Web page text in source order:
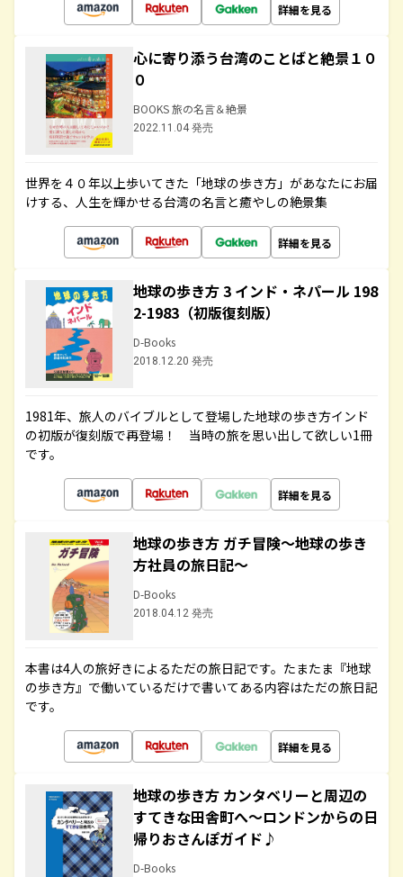
詳細を見る
心に寄り添う台湾のことばと絶景１０
０
BOOKS 旅の名言＆絶景
2022.11.04 発売
世界を４０年以上歩いてきた「地球の歩き方」があなたにお届
けする、人生を輝かせる台湾の名言と癒やしの絶景集
詳細を見る
地球の歩き方 3 インド・ネパール 198
2-1983（初版復刻版）
D-Books
2018.12.20 発売
1981年、旅人のバイブルとして登場した地球の歩き方インド
の初版が復刻版で再登場！ 当時の旅を思い出して欲しい1冊
です。
詳細を見る
地球の歩き方 ガチ冒険～地球の歩き
方社員の旅日記～
D-Books
2018.04.12 発売
本書は4人の旅好きによるただの旅日記です。たまたま『地球
の歩き方』で働いているだけで書いてある内容はただの旅日記
です。
詳細を見る
地球の歩き方 カンタベリーと周辺の
すてきな田舎町へ～ロンドンからの日
帰りおさんぽガイド♪
D-Books